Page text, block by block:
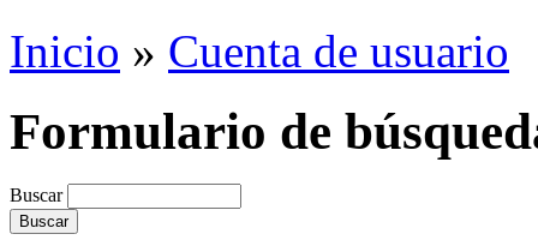
Inicio » Cuenta de usuario
Formulario de
Buscar